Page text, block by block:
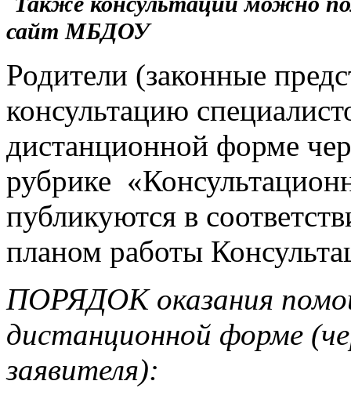
сайт МБДОУ
Родители (законные
консультацию
дистанционной форме
рубрике
публикуются в
планом работы
ПОРЯДОК оказания
дистанционной форме
заявителя):